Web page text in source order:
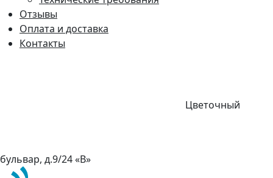
Отзывы
Оплата и доставка
Контакты
Цветочный
бульвар, д.9/24 «В»